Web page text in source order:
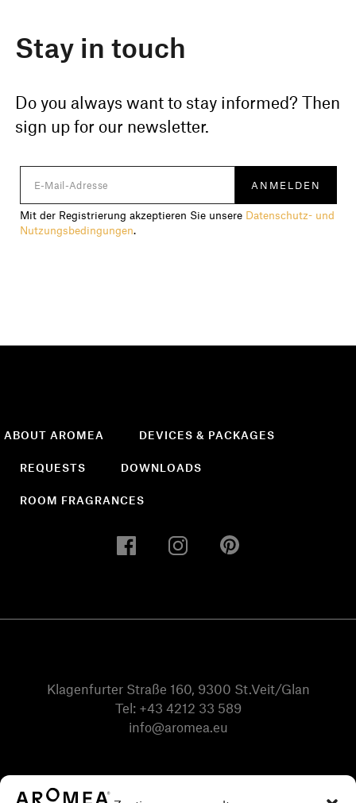
Stay in touch
Do you always want to stay informed? Then
sign up for our newsletter.
Mit der Registrierung akzeptieren Sie unsere Datenschutz- und
Nutzungsbedingungen.
ABOUT AROMEA DEVICES & PACKAGES
REQUESTS DOWNLOADS
ROOM FRAGRANCES
Klagenfurter Straße 160, 9300 St.Veit/Glan
Tel: +43 4212 33 589
info@aromea.eu